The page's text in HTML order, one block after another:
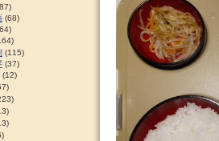
(68)
(115)
(37)
(12)